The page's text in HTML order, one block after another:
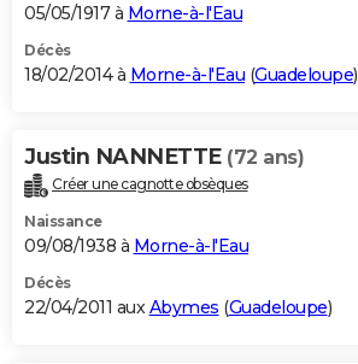
05/05/1917 à Morne-à-l'Eau
Décès
18/02/2014 à Morne-à-l'Eau (Guadeloupe)
Justin NANNETTE (72 ans)
Créer une cagnotte obsèques
Naissance
09/08/1938 à Morne-à-l'Eau
Décès
22/04/2011 auxAbymes (Guadeloupe)